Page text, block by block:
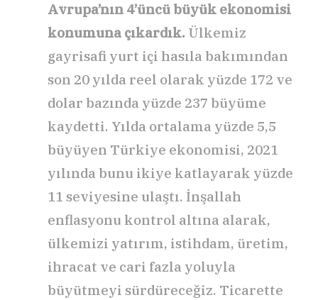
Avrupa’nın 4’üncü büyük ekonomisi
konumuna çıkardık. Ülkemiz
gayrisafi yurt içi hasıla bakımından
son 20 yılda reel olarak yüzde 172 ve
dolar bazında yüzde 237 büyüme
kaydetti. Yılda ortalama yüzde 5,5
büyüyen Türkiye ekonomisi, 2021
yılında bunu ikiye katlayarak yüzde
11 seviyesine ulaştı. İnşallah
enflasyonu kontrol altına alarak,
ülkemizi yatırım, istihdam, üretim,
ihracat ve cari fazla yoluyla
büyütmeyi sürdüreceğiz. Ticarette